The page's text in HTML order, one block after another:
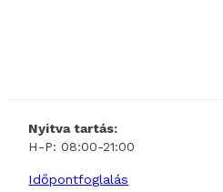
Nyitva tartás:
H-P: 08:00-21:00
Időpontfoglalás